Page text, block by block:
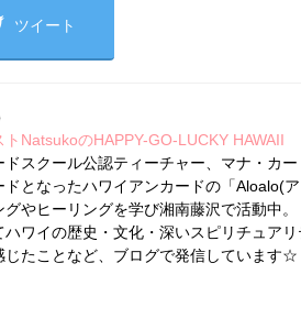
ツイート
トNatsukoのHAPPY-GO-LUCKY HAWAII
スクール公認ティーチャー、マナ・カー
ドとなったハワイアンカードの「Aloalo(
やヒーリングを学び湘南藤沢で活動中。
ワイの歴史・文化・深いスピリチュアリ
じたことなど、ブログで発信しています☆